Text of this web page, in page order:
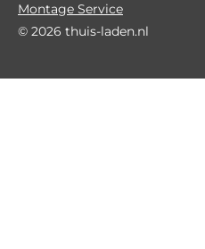
Montage Service
© 2026 thuis-laden.nl